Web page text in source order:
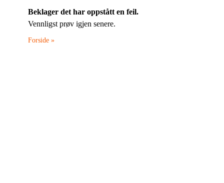
Beklager det har oppstått en feil.
Vennligst prøv igjen senere.
Forside »